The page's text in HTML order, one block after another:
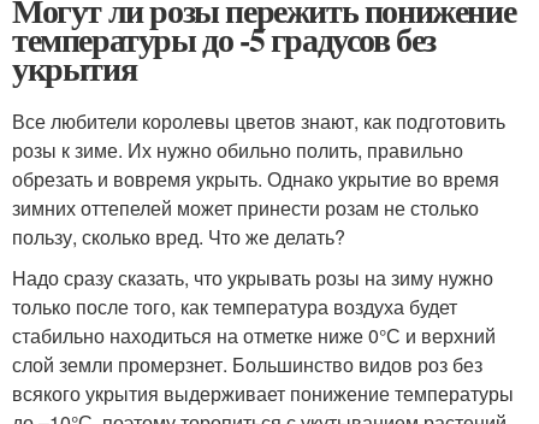
Могут ли розы пережить понижение
температуры до -5 градусов без
укрытия
Все любители королевы цветов знают, как подготовить
розы к зиме. Их нужно обильно полить, правильно
обрезать и вовремя укрыть. Однако укрытие во время
зимних оттепелей может принести розам не столько
пользу, сколько вред. Что же делать?
Надо сразу сказать, что укрывать розы на зиму нужно
только после того, как температура воздуха будет
стабильно находиться на отметке ниже 0°С и верхний
слой земли промерзнет. Большинство видов роз без
всякого укрытия выдерживает понижение температуры